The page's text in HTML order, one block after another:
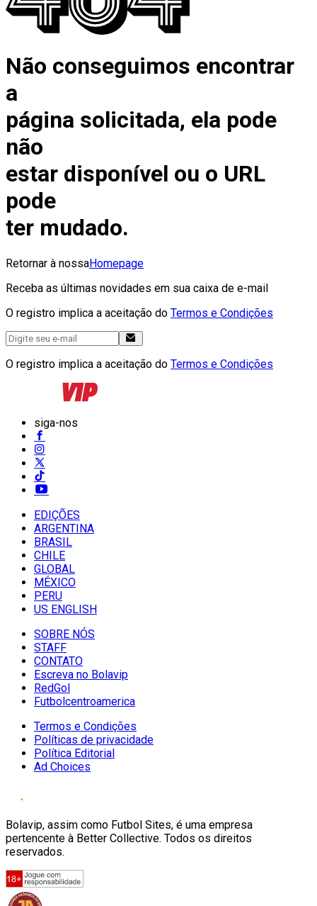
Não conseguimos encontrar
a
página solicitada, ela pode
não
estar disponível ou o URL
pode
ter mudado.
Retornar à nossaHomepage
Receba as últimas novidades em sua caixa de e-mail
O registro implica a aceitação do Termos e Condições
O registro implica a aceitação do Termos e Condições
siga-nos
EDIÇÕES
ARGENTINA
BRASIL
CHILE
GLOBAL
MÉXICO
PERU
US ENGLISH
SOBRE NÓS
STAFF
CONTATO
Escreva no Bolavip
RedGol
Futbolcentroamerica
Termos e Condições
Políticas de privacidade
Política Editorial
Ad Choices
Bolavip, assim como Futbol Sites, é uma empresa
pertencente à Better Collective. Todos os direitos
reservados.